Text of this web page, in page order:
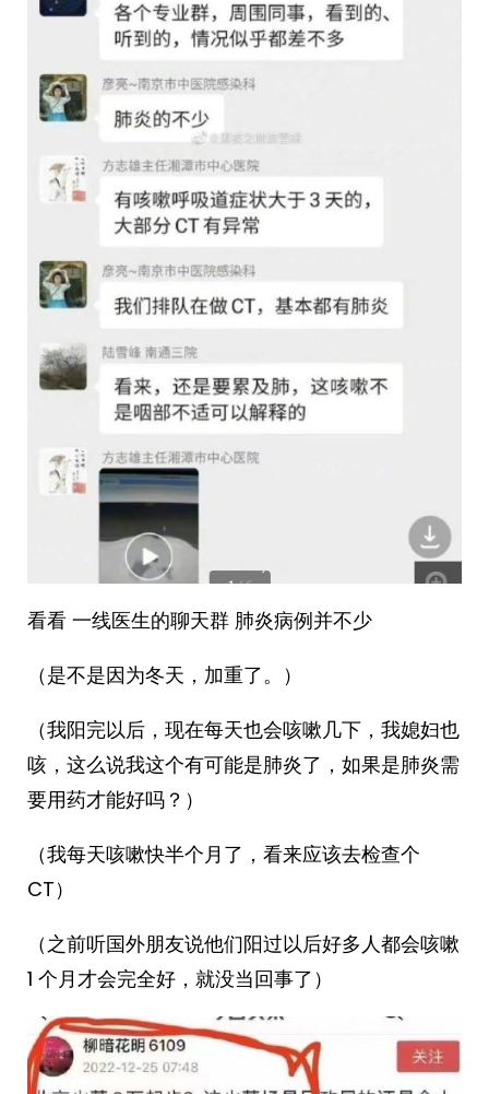
看看 一线医生的聊天群 肺炎病例并不少
（是不是因为冬天，加重了。）
（我阳完以后，现在每天也会咳嗽几下，我媳妇也
咳，这么说我这个有可能是肺炎了，如果是肺炎需
要用药才能好吗？）
（我每天咳嗽快半个月了，看来应该去检查个
CT）
（之前听国外朋友说他们阳过以后好多人都会咳嗽
1 个月才会完全好，就没当回事了）